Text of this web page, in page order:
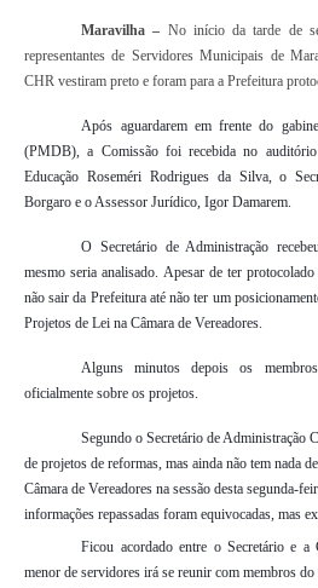
Maravilha – No início da tarde de
representantes de Servidores Municipais de
CHR vestiram preto e foram para a Prefeitura
Após aguardarem em frente do
(PMDB), a Comissão foi recebida no
Educação Roseméri Rodrigues da Silva, o
Borgaro e o Assessor Jurídico, Igor Damarem.
O Secretário de Administração
mesmo seria analisado. Apesar de ter
não sair da Prefeitura até não ter um
Projetos de Lei na Câmara de Vereadores.
Alguns minutos depois os
oficialmente sobre os projetos.
Segundo o Secretário de Administração
de projetos de reformas, mas ainda não tem nada
Câmara de Vereadores na sessão desta segunda-
informações repassadas foram equivocadas, mas
Ficou acordado entre o Secretário e
menor de servidores irá se reunir com membros